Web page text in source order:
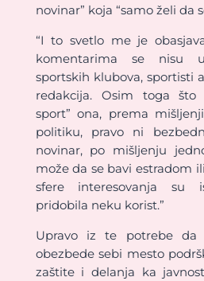
novinar” koja “samo želi da
“I to svetlo me je
komentarima se nisu
sportskih klubova, sportisti
redakcija. Osim toga što
sport” ona, prema
politiku, pravo ni
novinar, po mišljenju
može da se bavi estradom
sfere interesovanja su
pridobila neku korist.”
Upravo iz te potrebe da
obezbede sebi mesto
zaštite i delanja ka